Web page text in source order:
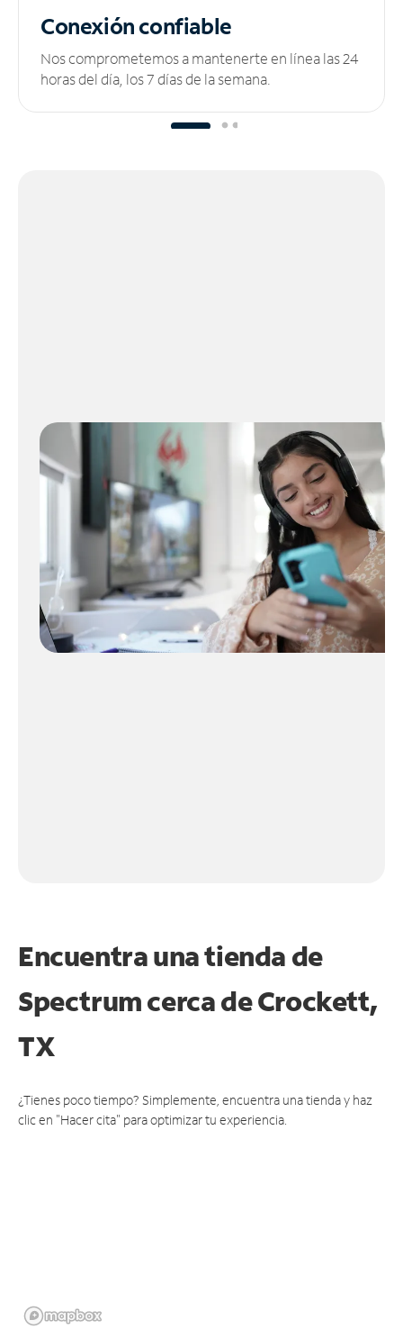
Conexión confiable
Nos comprometemos a mantenerte en línea las 24
horas del día, los 7 días de la semana.
Encuentra una tienda de
Spectrumcerca de Crockett,
TX
¿Tienes poco tiempo? Simplemente, encuentra una tienda y haz
clic en "Hacer cita" para optimizar tu experiencia.